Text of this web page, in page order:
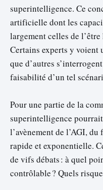
superintelligence. Ce
artificielle dont les
largement celles de
Certains experts y
que d’autres
faisabilité d’un tel
Pour une partie de la
superintelligence
l’avènement de l’AGI,
rapide et exponentielle.
de vifs débats : à quel
contrôlable ? Quels